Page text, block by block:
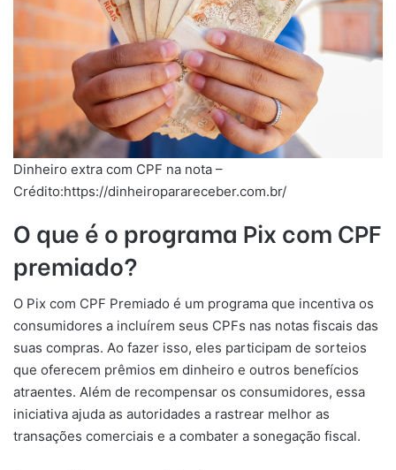
Dinheiro extra com CPF na nota –
Crédito:https://dinheiroparareceber.com.br/
O que é o programa Pix com CPF
premiado?
O Pix com CPF Premiado é um programa que incentiva os
consumidores a incluírem seus CPFs nas notas fiscais das
suas compras. Ao fazer isso, eles participam de sorteios
que oferecem prêmios em dinheiro e outros benefícios
atraentes. Além de recompensar os consumidores, essa
iniciativa ajuda as autoridades a rastrear melhor as
transações comerciais e a combater a sonegação fiscal.